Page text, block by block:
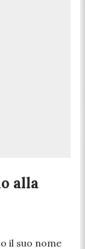
alla
il suo nome